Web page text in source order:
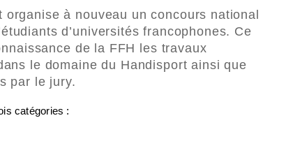
à nouveau un concours national
d’universités francophones. Ce
de la FFH les travaux
le domaine du Handisport ainsi que
par le jury.
catégories :